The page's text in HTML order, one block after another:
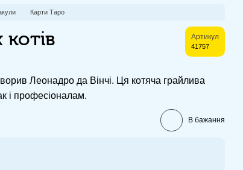
Карти Таро
Артикул
41757
Леонадро да Вінчі. Ця котяча грайлива
і професіоналам.
В бажання